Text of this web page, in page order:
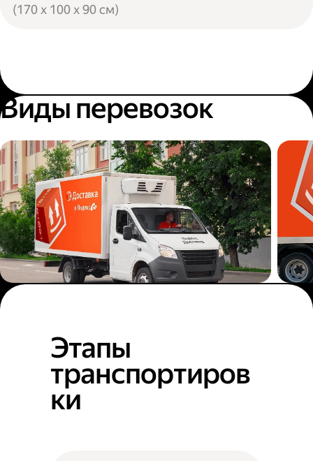
(170 x 100 x 90 см)
Виды перевозок
Переезды в новую
Этапы
транспортиров
ки